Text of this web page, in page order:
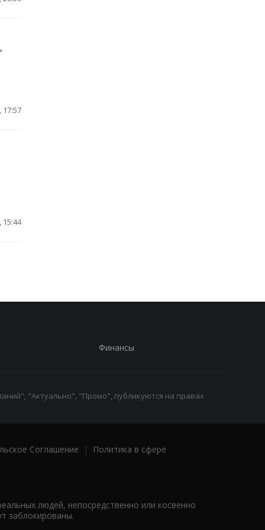
17:57
15:44
Финансы
"Актуально", "Промо", публикуются на правах
Соглашение |
Политика в сфере
людей, непосредственно или косвенно
заблокированы.